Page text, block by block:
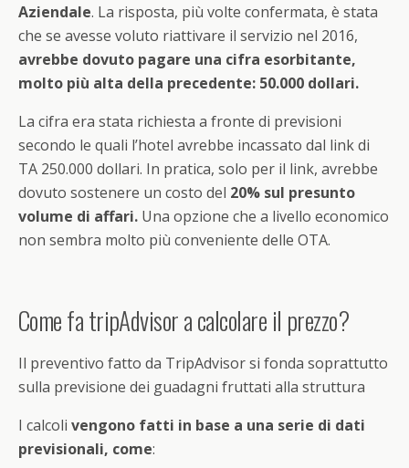
Aziendale. La risposta, più volte confermata, è stata
che se avesse voluto riattivare il servizio nel 2016,
avrebbe dovuto pagare una cifra esorbitante,
molto più alta della precedente: 50.000 dollari.
La cifra era stata richiesta a fronte di previsioni
secondo le quali l’hotel avrebbe incassato dal link di
TA 250.000 dollari. In pratica, solo per il link, avrebbe
dovuto sostenere un costo del 20% sul presunto
volume di affari. Una opzione che a livello economico
non sembra molto più conveniente delle OTA.
Come fa tripAdvisor a calcolare il prezzo?
Il preventivo fatto da TripAdvisor si fonda soprattutto
sulla previsione dei guadagni fruttati alla struttura
I calcoli vengono fatti in base a una serie di dati
previsionali, come: